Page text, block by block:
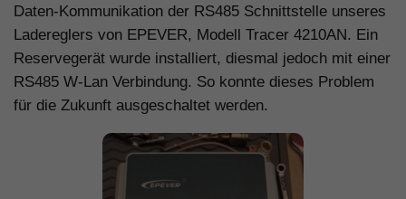
Daten-Kommunikation der RS485 Schnittstelle unseres
Ladereglers von EPEVER, Modell Tracer 4210AN. Ein
Reservegerät wurde installiert, diesmal jedoch mit einer
RS485 W-Lan Verbindung. So konnte dieses Problem
für die Zukunft ausgeschaltet werden.